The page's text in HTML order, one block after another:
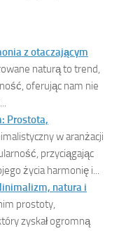
z otaczającym
naturą to trend,
oferując nam nie
Prostota,
w aranżacji
przyciągając
życia harmonię i...
natura i
prostoty,
zyskał ogromną